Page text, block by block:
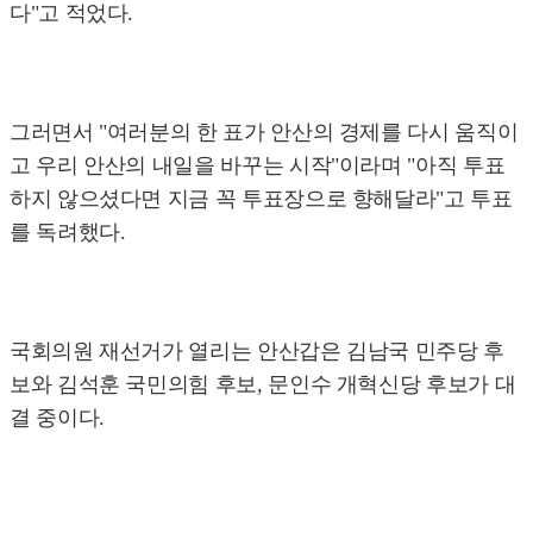
다"고 적었다.
그러면서 "여러분의 한 표가 안산의 경제를 다시 움직이
고 우리 안산의 내일을 바꾸는 시작"이라며 "아직 투표
하지 않으셨다면 지금 꼭 투표장으로 향해달라"고 투표
를 독려했다.
국회의원 재선거가 열리는 안산갑은 김남국 민주당 후
보와 김석훈 국민의힘 후보, 문인수 개혁신당 후보가 대
결 중이다.